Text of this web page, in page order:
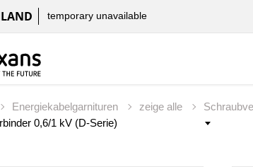
temporary unavailable
Energiekabelgarnituren zeige alle